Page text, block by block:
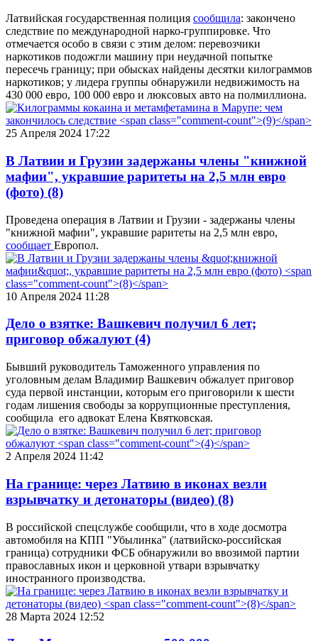
Латвийская государственная полиция сообщила: закончено
следствие по международной нарко-группировке. Что
отмечается особо в связи с этим делом: перевозчики
наркотиков подожгли машину при неудачной попытке
пересечь границу; при обысках найдены десятки килограммов
наркотиков; у лидера группы обнаружили недвижимость на
430 000 евро, 100 000 евро и люксовых авто на полмиллиона.
25 Апреля 2024 17:22
В Латвии и Грузии задержаны члены "книжной
мафии", укравшие раритеты на 2,5 млн евро
(фото) (8)
Проведена операция в Латвии и Грузии - задержаны члены
"книжной мафии", укравшие раритеты на 2,5 млн евро,
сообщает Европол.
10 Апреля 2024 11:28
Дело о взятке: Вашкевич получил 6 лет;
приговор обжалуют(4)
Бывший руководитель Таможенного управления по
уголовным делам Владимир Вашкевич обжалует приговор
суда первой инстанции, которым его приговорили к шести
годам лишения свободы за коррупционные преступления,
сообщила его адвокат Елена Квятковская.
2 Апреля 2024 11:42
На границе: через Латвию в иконах везли
взрывчатку и детонаторы (видео) (8)
В российской спецслужбе сообщили, что в ходе досмотра
автомобиля на КПП "Убылинка" (латвийско-российская
граница) сотрудники ФСБ обнаружили во ввозимой партии
православных икон и церковной утвари взрывчатку
иностранного производства.
28 Марта 2024 12:52